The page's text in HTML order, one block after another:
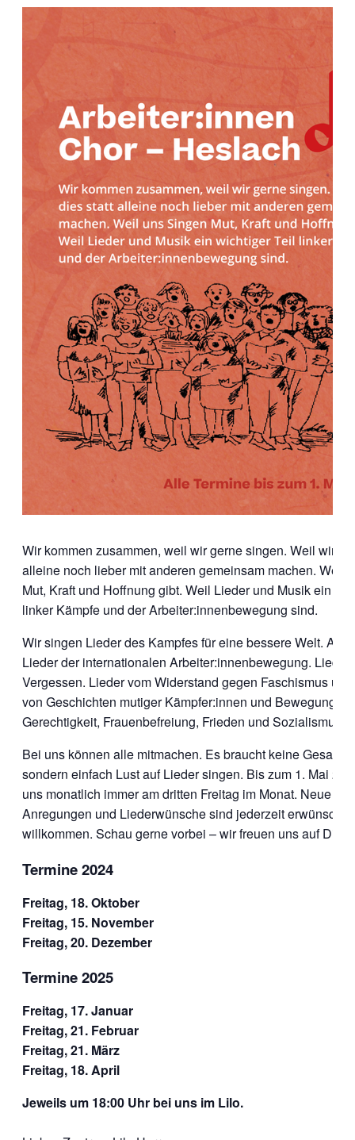
Wir kommen zusammen, weil wir gerne singen. Weil wir
alleine noch lieber mit anderen gemeinsam machen. Weil
Mut, Kraft und Hoffnung gibt. Weil Lieder und Musik ein
linker Kämpfe und der Arbeiter:innenbewegung sind.
Wir singen Lieder des Kampfes für eine bessere Welt. Alte
Lieder der internationalen Arbeiter:innenbewegung. Lieder
Vergessen. Lieder vom Widerstand gegen Faschismus
von Geschichten mutiger Kämpfer:innen und Bewegungen
Gerechtigkeit, Frauenbefreiung, Frieden und Sozialismus.
Bei uns können alle mitmachen. Es braucht keine
sondern einfach Lust auf Lieder singen. Bis zum 1. Mai
uns monatlich immer am dritten Freitag im Monat. Neue
Anregungen und Liederwünsche sind jederzeit erwünscht
willkommen. Schau gerne vorbei – wir freuen uns auf Dich.
Termine 2024
Freitag, 18. Oktober
Freitag, 15. November
Freitag, 20. Dezember
Termine 2025
Freitag, 17. Januar
Freitag, 21. Februar
Freitag, 21. März
Freitag, 18. April
Jeweils um 18:00 Uhr bei uns im Lilo.